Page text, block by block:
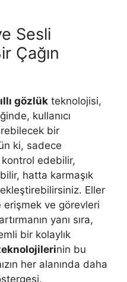
Sesli
Çağın
gözlük teknolojisi,
kullanıcı
bir
ki, sadece
kontrol edebilir,
hatta karmaşık
Eller
ve görevleri
yanı sıra,
bir kolaylık
nin bu
her alanında daha